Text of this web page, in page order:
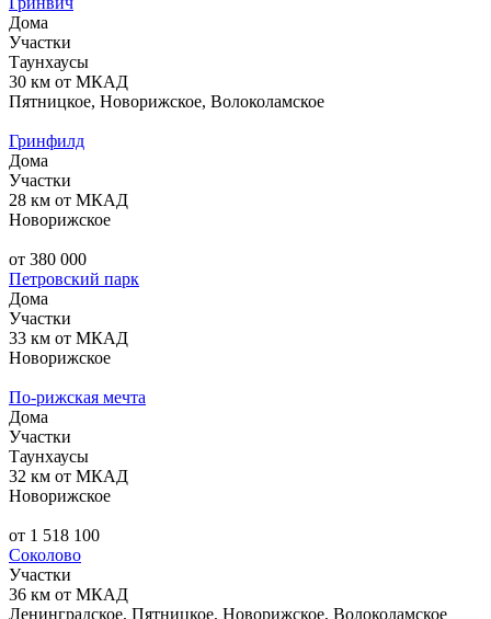
Дома
Участки
Таунхаусы
30 км от МКАД
Пятницкое, Новорижское, Волоколамское
Гринфилд
Дома
Участки
28 км от МКАД
Новорижское
от 380 000
Петровский парк
Дома
Участки
33 км от МКАД
Новорижское
По-рижская мечта
Дома
Участки
Таунхаусы
32 км от МКАД
Новорижское
от 1 518 100
Соколово
Участки
36 км от МКАД
Ленинградское, Пятницкое, Новорижское, Волоколамское